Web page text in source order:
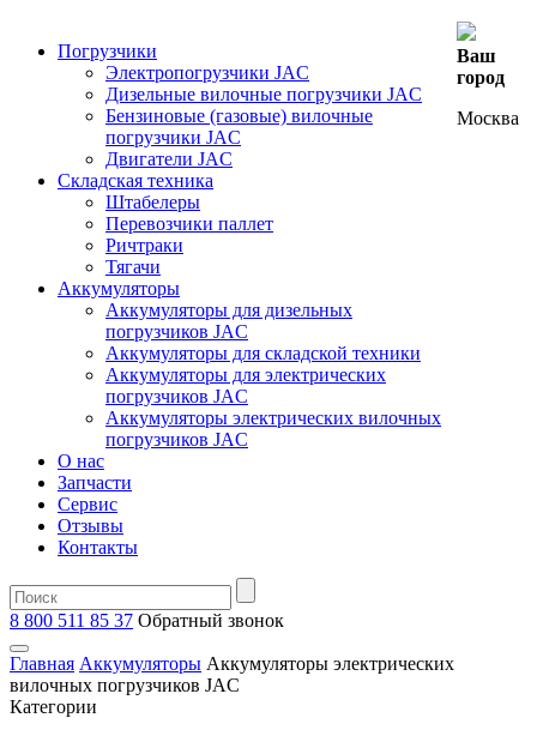
Погрузчики
Электропогрузчики JAC
Дизельные вилочные погрузчики JAC
Бензиновые (газовые) вилочные
погрузчики JAC
Двигатели JAC
Складская техника
Штабелеры
Перевозчики паллет
Ричтраки
Тягачи
Аккумуляторы
Аккумуляторы для дизельных
погрузчиков JAC
Аккумуляторы для складской техники
Аккумуляторы для электрических
погрузчиков JAC
Аккумуляторы электрических вилочных
погрузчиков JAC
О нас
Запчасти
Сервис
Отзывы
Контакты
Ваш
город
Москва
8 800 511 85 37 Oбратный звонок
Главная Аккумуляторы Аккумуляторы электрических
вилочных погрузчиков JAC
Категории